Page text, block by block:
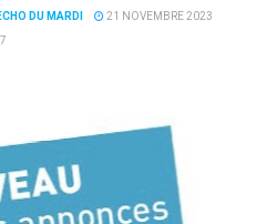
DU MARDI
21 NOVEMBRE 2023